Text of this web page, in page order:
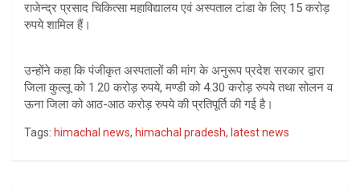
राजेन्द्र प्रसाद चिकित्सा महाविद्यालय एवं अस्पताल टांडा के लिए 15 करोड़
रुपये शामिल हैं।
उन्होंने कहा कि पंजीकृत अस्पतालों की मांग के अनुरूप प्रदेश सरकार द्वारा
जिला कुल्लू को 1.20 करोड़ रुपये, मण्डी को 4.30 करोड़ रुपये तथा सोलन व
ऊना जिला को आठ-आठ करोड़ रुपये की प्रतिपूर्ति की गई है।
Tags: himachal news, himachal pradesh, latest news